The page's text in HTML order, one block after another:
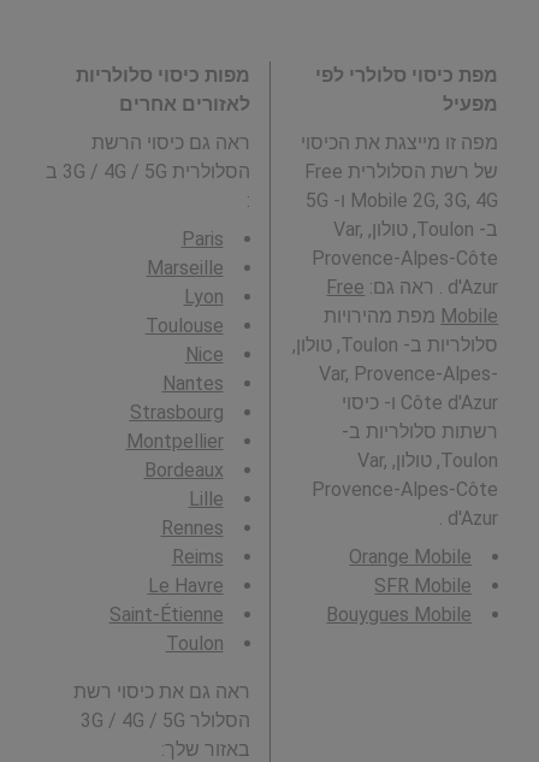
מפת כיסוי סלולרי לפי
מפעיל
מפה זו מייצגת את הכיסוי
של רשת הסלולרית Free
Mobile 2G, 3G, 4G ו- 5G
ב- Toulon, טולון, Var,
Provence-Alpes-Côte
d'Azur . ראה גם:
Free
Mobile מפת מהירויות
סלולריות ב- Toulon, טולון,
Var, Provence-Alpes-
Côte d'Azur ו- כיסוי
רשתות סלולריות ב-
Toulon, טולון, Var,
Provence-Alpes-Côte
d'Azur .
Orange Mobile
SFR Mobile
Bouygues Mobile
מפות כיסוי סלולריות
לאזורים אחרים
ראה גם כיסוי הרשת
הסלולרית 3G / 4G / 5G ב
:
Paris
Marseille
Lyon
Toulouse
Nice
Nantes
Strasbourg
Montpellier
Bordeaux
Lille
Rennes
Reims
Le Havre
Saint-Étienne
Toulon
ראה גם את כיסוי רשת
הסלולר 3G / 4G / 5G
באזור שלך: